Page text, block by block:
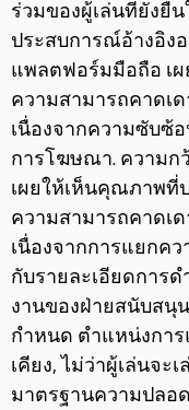
ร่วมของผู้เล่นที่ยั่งยื
ประสบการณ์อ้างอิง
แพลตฟอร์มมือถือ เ
ความสามารถคาดเ
เนื่องจากความซับซ้
การโฆษณา. ความก
เผยให้เห็นคุณภาพที่
ความสามารถคาดเ
เนื่องจากการแยกค
กับรายละเอียดการ
งานของฝ่ายสนับสนุ
กำหนด ตำแหน่งกา
เคียง, ไม่ว่าผู้เล่นจ
มาตรฐานความปลอ